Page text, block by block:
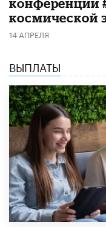
конференции
космической
14 АПРЕЛЯ
ВЫПЛАТЫ